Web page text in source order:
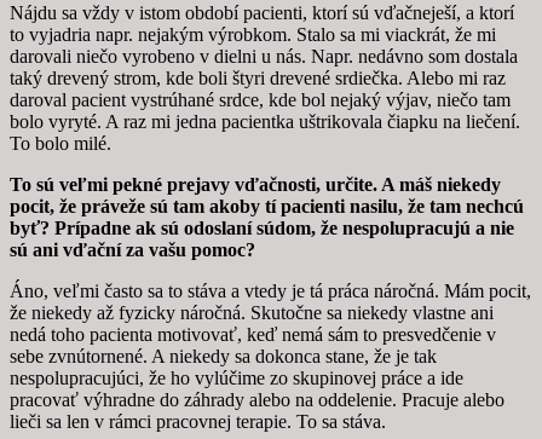
Nájdu sa vždy v istom období pacienti, ktorí sú vďačneješí, a ktorí
to vyjadria napr. nejakým výrobkom. Stalo sa mi viackrát, že mi
darovali niečo vyrobeno v dielni u nás. Napr. nedávno som dostala
taký drevený strom, kde boli štyri drevené srdiečka. Alebo mi raz
daroval pacient vystrúhané srdce, kde bol nejaký výjav, niečo tam
bolo vyryté. A raz mi jedna pacientka uštrikovala čiapku na liečení.
To bolo milé.
To sú veľmi pekné prejavy vďačnosti, určite. A máš niekedy
pocit, že práveže sú tam akoby tí pacienti nasilu, že tam nechcú
byť? Prípadne ak sú odoslaní súdom, že nespolupracujú a nie
sú ani vďační za vašu pomoc?
Áno, veľmi často sa to stáva a vtedy je tá práca náročná. Mám pocit,
že niekedy až fyzicky náročná. Skutočne sa niekedy vlastne ani
nedá toho pacienta motivovať, keď nemá sám to presvedčenie v
sebe zvnútornené. A niekedy sa dokonca stane, že je tak
nespolupracujúci, že ho vylúčime zo skupinovej práce a ide
pracovať výhradne do záhrady alebo na oddelenie. Pracuje alebo
lieči sa len v rámci pracovnej terapie. To sa stáva.